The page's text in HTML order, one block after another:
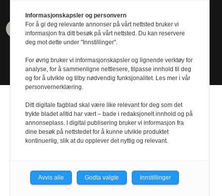
Design byNordström Design- Powered by
Informasjonskapsler og personvern
For å gi deg relevante annonser på vårt nettsted bruker vi
informasjon fra ditt besøk på vårt nettsted. Du kan reservere
deg mot dette under "Innstillinger".
For øvrig bruker vi informasjonskapsler og lignende verktøy for
analyse, for å sammenligne nettlesere, tilpasse innhold til deg
og for å utvikle og tilby nødvendig funksjonalitet. Les mer i vår
personvernerklæring.
Ditt digitale fagblad skal være like relevant for deg som det
trykte bladet alltid har vært – bade i redaksjonelt innhold og på
annonseplass. I digital publisering bruker vi informasjon fra
dine besøk på nettstedet for å kunne utvikle produktet
kontinuerlig, slik at du opplever det nyttig og relevant.
Avvis alle Godta valgte Innstillinger